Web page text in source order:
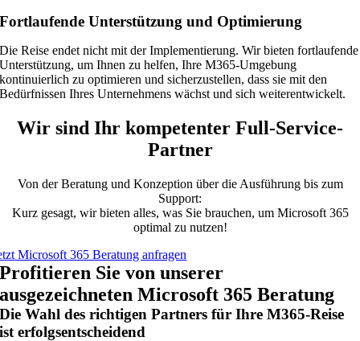
Fortlaufende Unterstützung und Optimierung
Die Reise endet nicht mit der Implementierung. Wir bieten fortlaufende
Unterstützung, um Ihnen zu helfen, Ihre M365-Umgebung
kontinuierlich zu optimieren und sicherzustellen, dass sie mit den
Bedürfnissen Ihres Unternehmens wächst und sich weiterentwickelt.
Wir sind Ihr kompetenter Full-Service-
Partner
Von der Beratung und Konzeption über die Ausführung bis zum
Support:
Kurz gesagt, wir bieten alles, was Sie brauchen, um Microsoft 365
optimal zu nutzen!
Microsoft 365 Beratung anfragen
Profitieren Sie von unserer
ausgezeichneten Microsoft 365 Beratung
Die Wahl des richtigen Partners für Ihre M365-Reise
ist erfolgsentscheidend